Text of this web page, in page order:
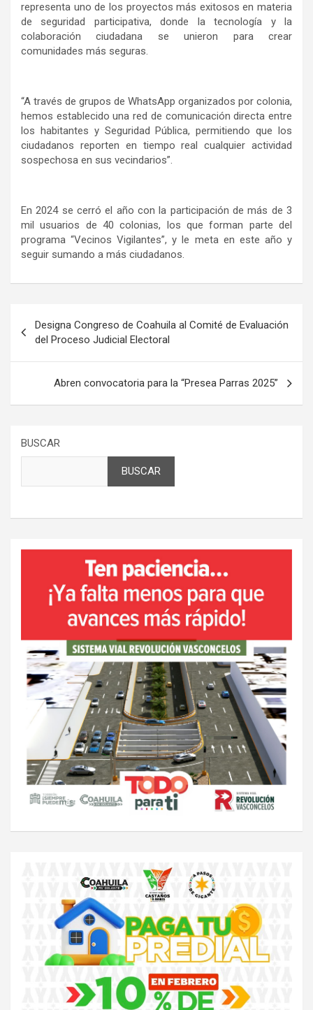
representa uno de los proyectos más exitosos en materia
de seguridad participativa, donde la tecnología y la
colaboración ciudadana se unieron para crear
comunidades más seguras.
“A través de grupos de WhatsApp organizados por colonia,
hemos establecido una red de comunicación directa entre
los habitantes y Seguridad Pública, permitiendo que los
ciudadanos reporten en tiempo real cualquier actividad
sospechosa en sus vecindarios”.
En 2024 se cerró el año con la participación de más de 3
mil usuarios de 40 colonias, los que forman parte del
programa “Vecinos Vigilantes”, y le meta en este año y
seguir sumando a más ciudadanos.
de
entradas
Designa Congreso de Coahuila al Comité de Evaluación
del Proceso Judicial Electoral
Abren convocatoria para la “Presea Parras 2025”
BUSCAR
BUSCAR